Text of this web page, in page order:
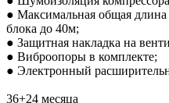
● Максимальная общая
блока до 40м;
● Защитная накладка на
● Виброопоры в комплекте;
● Электронный
36+24 месяца